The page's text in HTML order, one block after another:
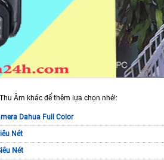
Âm khác để thêm lựa chọn nhé!:
Dahua Full Color
Nét
Nét